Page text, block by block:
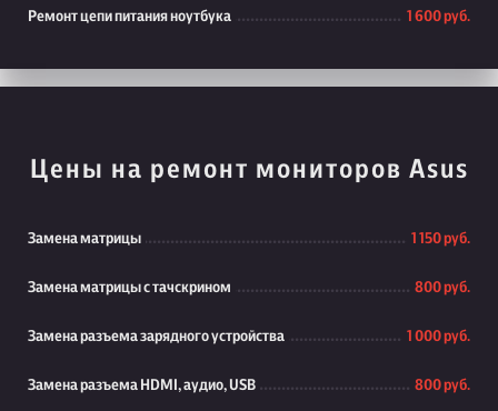
Ремонт цепи питания ноутбука 1 600 руб.
Цены на ремонт мониторов Asus
Замена матрицы 1 150 руб.
Замена матрицы с тачскрином 800 руб.
Замена разъема зарядного устройства 1 000 руб.
Замена разъема HDMI, аудио, USB 800 руб.